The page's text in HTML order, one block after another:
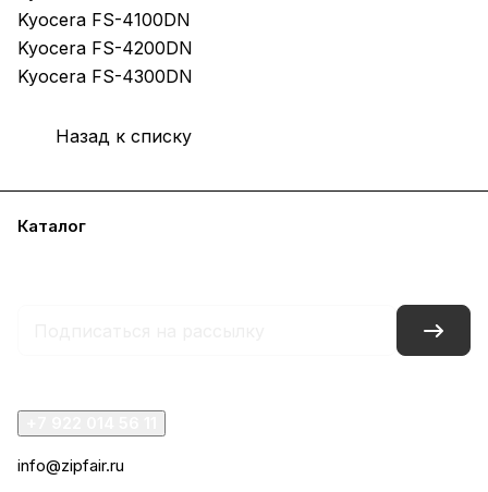
Kyocera FS-4100DN
Kyocera FS-4200DN
Kyocera FS-4300DN
Назад к списку
Каталог
info@zipfair.ru